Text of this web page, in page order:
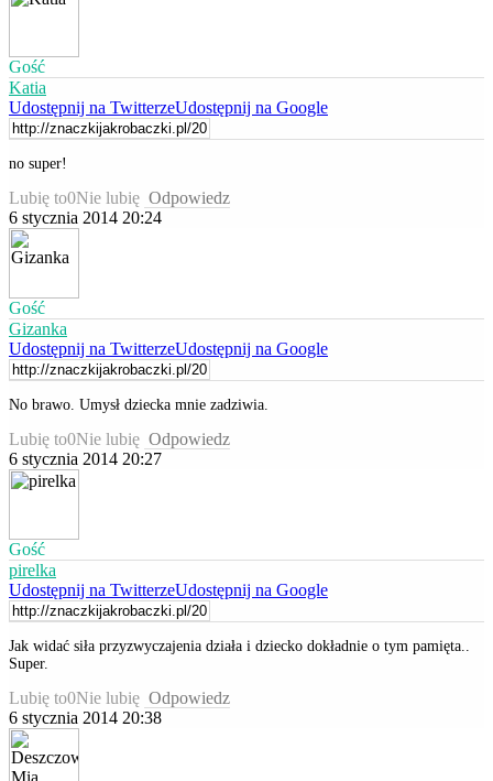
Gość
Katia
Udostępnij na TwitterzeUdostępnij na Google
no super!
Lubię to0Nie lubię Odpowiedz
6 stycznia 2014 20:24
Gość
Gizanka
Udostępnij na TwitterzeUdostępnij na Google
No brawo. Umysł dziecka mnie zadziwia.
Lubię to0Nie lubię Odpowiedz
6 stycznia 2014 20:27
Gość
pirelka
Udostępnij na TwitterzeUdostępnij na Google
Jak widać siła przyzwyczajenia działa i dziecko dokładnie o tym pamięta..
Super.
Lubię to0Nie lubię Odpowiedz
6 stycznia 2014 20:38